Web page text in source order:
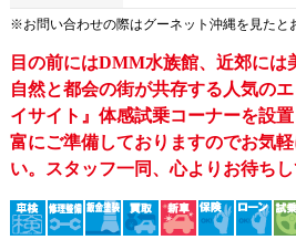
※お問い合わせの際はグーネット沖縄を見たと
目の前にはDMM水族館、近郊には
自然と都会の街が共存する人気の
イサイト』体感試乗コーナーを設
富にご準備しておりますのでお気
い。スタッフ一同、心よりお待ち